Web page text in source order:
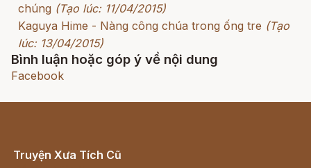
chúng (Tạo lúc: 11/04/2015)
Kaguya Hime - Nàng công chúa trong ống tre (Tạo
lúc: 13/04/2015)
Bình luận hoặc góp ý về nội dung
Facebook
Truyện Xưa Tích Cũ